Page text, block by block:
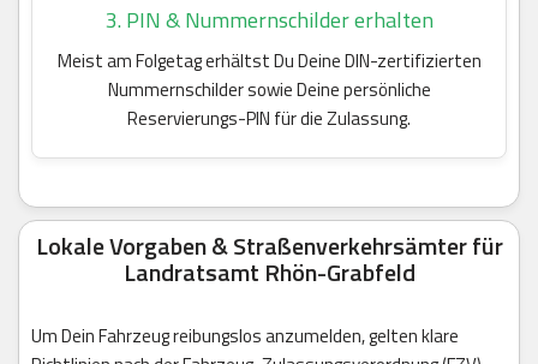
3. PIN & Nummernschilder erhalten
Meist am Folgetag erhältst Du Deine DIN-zertifizierten
Nummernschilder sowie Deine persönliche
Reservierungs-PIN für die Zulassung.
Lokale Vorgaben & Straßenverkehrsämter für
Landratsamt Rhön-Grabfeld
Um Dein Fahrzeug reibungslos anzumelden, gelten klare